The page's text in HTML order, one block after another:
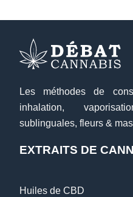
Les méthodes de
inhalation,
sublinguales, fleurs &
EXTRAITS DE
Huiles de CBD